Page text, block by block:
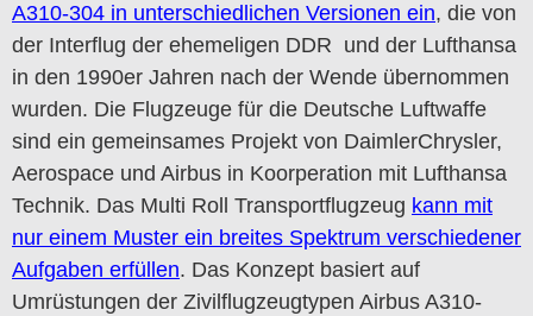
A310-304 in unterschiedlichen Versionen ein, die von
der Interflug der ehemeligen DDR und der Lufthansa
in den 1990er Jahren nach der Wende übernommen
wurden. Die Flugzeuge für die Deutsche Luftwaffe
sind ein gemeinsames Projekt von DaimlerChrysler,
Aerospace und Airbus in Koorperation mit Lufthansa
Technik. Das Multi Roll Transportflugzeug kann mit
nur einem Muster ein breites Spektrum verschiedener
Aufgaben erfüllen. Das Konzept basiert auf
Umrüstungen der Zivilflugzeugtypen Airbus A310-